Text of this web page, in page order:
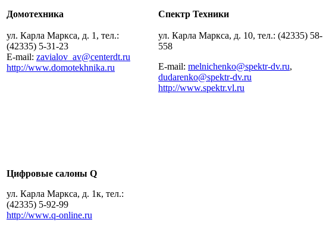
Домотехника
ул. Карла Маркса, д. 1, тел.:
(42335) 5-31-23
E-mail: zavialov_av@centerdt.ru
http://www.domotekhnika.ru
Спектр Техники
ул. Карла Маркса, д. 10, тел.: (42335) 58-
558
E-mail: melnichenko@spektr-dv.ru,
dudarenko@spektr-dv.ru
http://www.spektr.vl.ru
Цифровые салоны Q
ул. Карла Маркса, д. 1к, тел.:
(42335) 5-92-99
http://www.q-online.ru